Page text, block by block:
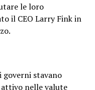
le loro
il CEO Larry Fink in
governi stavano
nelle valute